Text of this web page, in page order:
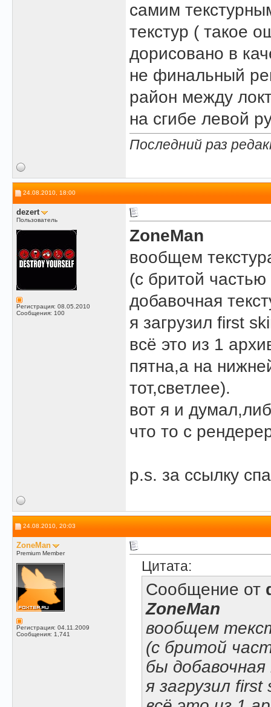
самим
текстур ( такое
дорисовано в
не финальный
район между
на сгибе левой
Последний раз
24.08.2010, 18:00
dezert
Пользователь
Регистрация: 08.05.2010
Сообщения: 100
ZoneMan
вообщем
(с бритой
добавочная
я загрузил first
всё это из 1
пятна,а на
тот,светлее).
вот я и
что то с
p.s. за ссылку
24.08.2010, 20:03
ZoneMan
Premium Member
Регистрация: 04.11.2009
Сообщения: 1,741
Цитата:
Сообщение от
ZoneMan
вообщем
(с бритой
бы
я загрузил